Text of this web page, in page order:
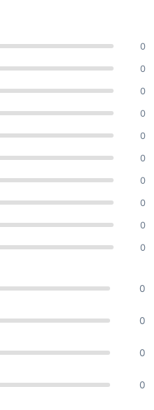
0
0
0
0
0
0
0
0
0
0
0
0
0
0